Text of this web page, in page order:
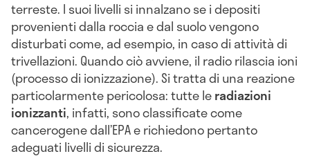
terreste. I suoi livelli si innalzano se i depositi
provenienti dalla roccia e dal suolo vengono
disturbati come, ad esempio, in caso di attività di
trivellazioni. Quando ciò avviene, il radio rilascia ioni
(processo di ionizzazione). Si tratta di una reazione
particolarmente pericolosa: tutte leradiazioni
ionizzanti, infatti, sono classificate come
cancerogene dall’EPA e richiedono pertanto
adeguati livelli di sicurezza.